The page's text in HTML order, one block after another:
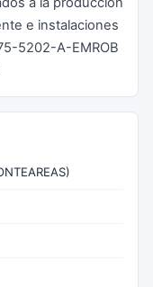
e instalaciones
5202-A-EMROB